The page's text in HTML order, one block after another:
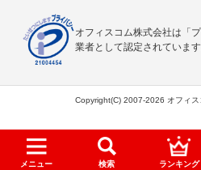
メニュー 検索 ランキング
オフィスコム株式会社は「
業者として認定されています
Copyright(C) 2007-2026 オフィス